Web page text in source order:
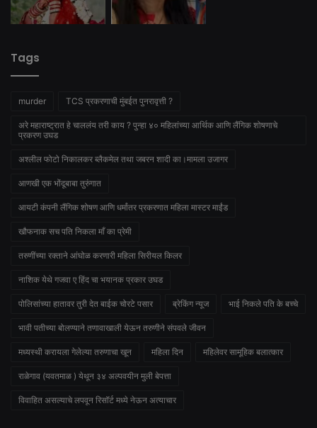
Tags
murder TCS प्रकरणाची मुंबईत पुनरावृत्ती ?
अरे महाराष्ट्रात हे चाललंय तरी काय ? पुन्हा ४० महिलांच्या आर्थिक आणि लैंगिक शोषणाचे
प्रकरण उघड
अश्लील फोटो निकालकर ब्लैकमेल तथा जबरन शादी का।मामला उजागर
आणखी एक भोंदूबाबा तुरुंगात
आयटी कंपनी लैंगिक शोषण आणि धर्मांतर प्रकरणात महिला मास्टर माईंड
खौफनाक सच पति निकला माँ का प्रेमी
तरुणींच्या रक्ताने आंघोळ करणारी महिला सिरीयल किलर
नाशिक येथे गजवा ए हिंद चा भयानक प्रकार उघड
पोलिसांच्या हातावर तुरी देत बाईक चोरटे पसार ब्रेकिंग न्यूज भाई निकले पति के बच्चे
भावी पतीच्या बोलण्याने तणावाखाली येऊन तरुणीने संपवले जीवन
मध्यस्थी करायला गेलेल्या तरुणाचा खून महिला दिन महिलेवर सामूहिक बलात्कार
राळेगाव (यवतमाळ ) येथून ३४ अल्पवयीन मुली बेपत्ता
विवाहित असल्याचे लपवून रिसॉर्ट मध्ये नेऊन अत्याचार